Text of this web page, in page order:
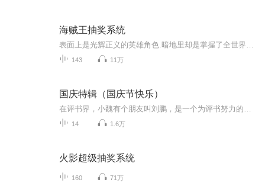
海贼王抽奖系统
143 11万
国庆特辑（国庆节快乐）
14 1.6万
火影超级抽奖系统
160 71万